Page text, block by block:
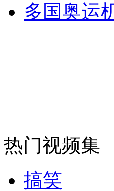
多国奥运
热门视频集
搞笑